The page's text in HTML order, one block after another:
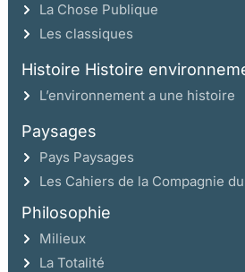
La Chose Publique
Les classiques
Histoire Histoire
L’environnement a une histoire
Paysages
Pays Paysages
Les Cahiers de la Compagnie
Philosophie
Milieux
La Totalité